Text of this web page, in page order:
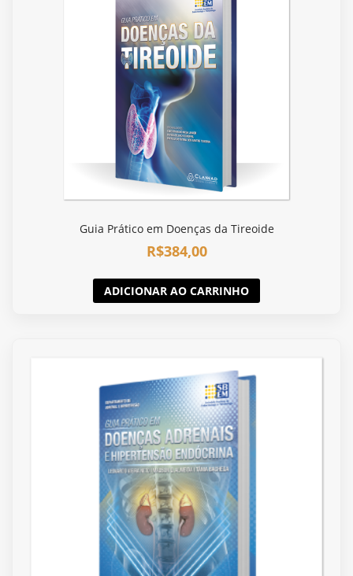
Guia Prático em Doenças da Tireoide
R$384,00
ADICIONAR AO CARRINHO